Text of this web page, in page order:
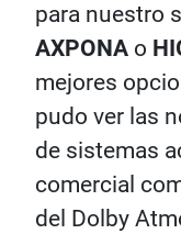
para nuestro
AXPONA o
mejores
pudo ver las
de sistemas
comercial
del Dolby